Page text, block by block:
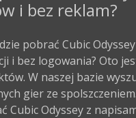
i bez reklam?
pobrać Cubic
i bez logowania? Oto
W naszej bazie
gier ze
Cubic Odyssey z